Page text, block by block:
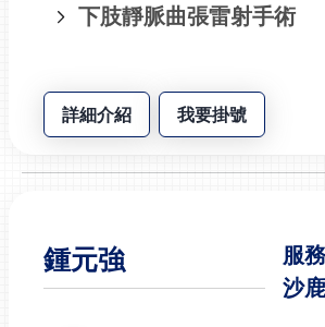
下肢靜脈曲張雷射手術
詳細介紹 我要掛號
鍾元強
服
沙